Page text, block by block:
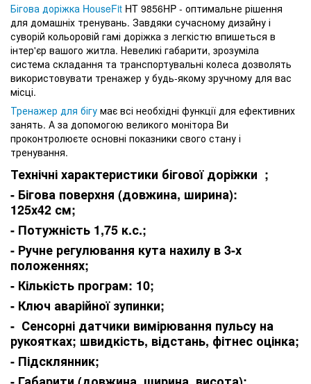
Бігова доріжка HouseFit HT 9856HP - оптимальне рішення
для домашніх тренувань. Завдяки сучасному дизайну і
суворій кольоровій гамі доріжка з легкістю впишеться в
інтер'єр вашого житла. Невеликі габарити, зрозуміла
система складання та транспортувальні колеса дозволять
використовувати тренажер у будь-якому зручному для вас
місці.
Тренажер для бігу має всі необхідні функції для ефективних
занять. А за допомогою великого монітора Ви
проконтролюєте основні показники свого стану і
тренування.
Технічні характеристики бігової доріжки ;
- Бігова поверхня (довжина, ширина):
125х42 см;
- Потужність 1,75 к.с.;
- Ручне регулювання кута нахилу в 3-х
положеннях;
- Кількість програм: 10;
- Ключ аварійної зупинки;
- Сенсорні датчики вимірювання пульсу на
рукоятках; швидкість, відстань, фітнес оцінка;
- Підсклянник;